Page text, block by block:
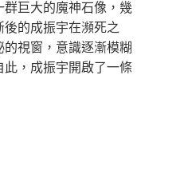
群巨大的魔神石像，幾
的成振宇在瀕死之
視窗，意識逐漸模糊
，成振宇開啟了一條